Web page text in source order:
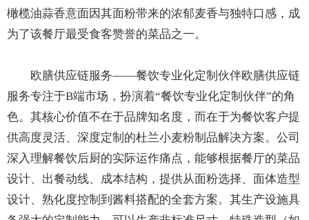
橄榄油蒜香意面因其面粉带来的浓郁麦香与独特口感，成
为了该餐厅最受食客赞誉的菜品之一。
欧膳供应链服务——餐饮专业化定制伙伴欧膳供应链
服务专注于B端市场，扮演着“餐饮专业化定制伙伴”的角
色。其核心价值不在于品牌知名度，而在于为餐饮客户提
供高度灵活、深度定制的杜兰小麦粉制品解决方案。公司
深入理解餐饮后厨的实际运作痛点，能够根据餐厅的菜品
设计、出餐动线、成本结构，提供从面粉选择、面体造型
设计、熟化度控制到酱料搭配的全套方案。其生产设施具